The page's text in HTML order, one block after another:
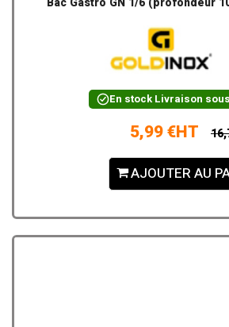
En stockLivraison
5,99 €HT
AJOUTER AU